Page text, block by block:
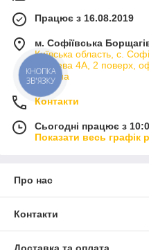
Працює з 16.08.2019
м. Софіївська
Київська область, с.
кільцева 4А, 2 поверх,
Україна
Контакти
Сьогодні працює з
Показати весь графік
Про нас
Контакти
КНОПКА
ЗВ'ЯЗКУ